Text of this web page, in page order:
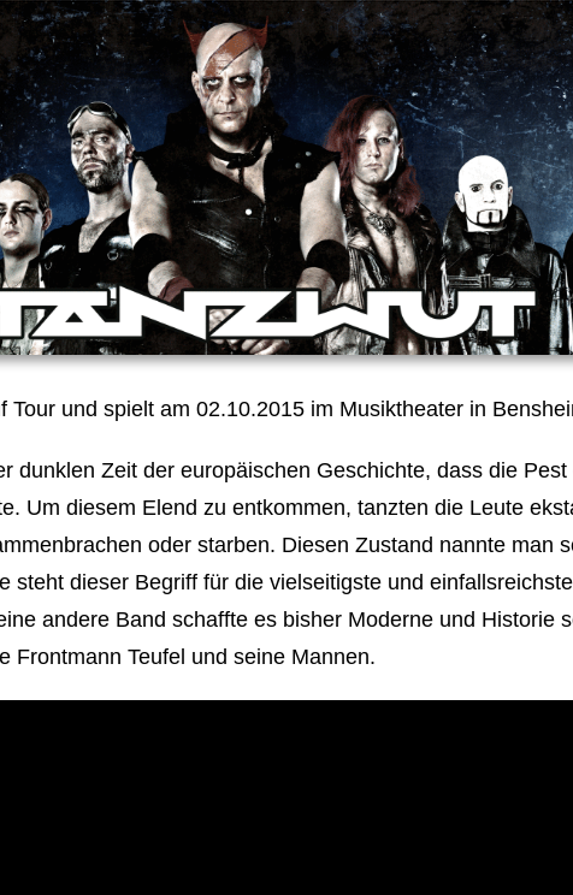
Tour und spielt am 02.10.2015 im Musiktheater in
dunklen Zeit der europäischen Geschichte, dass die Pest
Um diesem Elend zu entkommen, tanzten die Leute
oder starben. Diesen Zustand nannte man
steht dieser Begriff für die vielseitigste und
andere Band schaffte es bisher Moderne und Historie
Frontmann Teufel und seine Mannen.